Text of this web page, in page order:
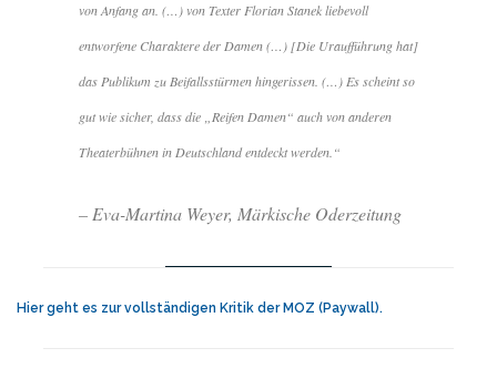
von Anfang an. (…) von Texter Florian Stanek liebevoll
entworfene Charaktere der Damen (…) [Die Uraufführung hat]
das Publikum zu Beifallsstürmen hingerissen. (…) Es scheint so
gut wie sicher, dass die „Reifen Damen“ auch von anderen
Theaterbühnen in Deutschland entdeckt werden.“
– Eva-Martina Weyer, Märkische Oderzeitung
Hier geht es zur vollständigen Kritik der MOZ (Paywall).